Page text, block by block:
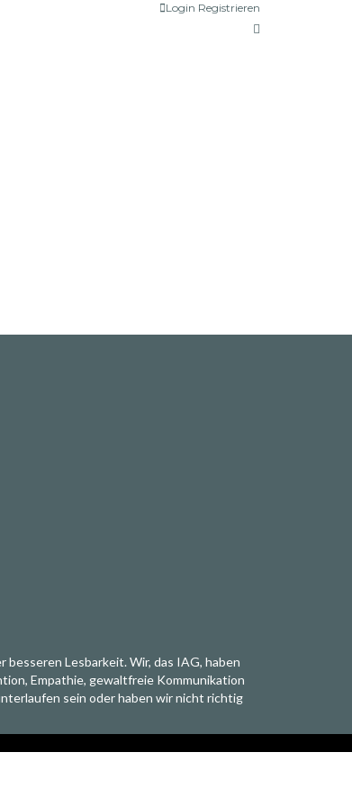
Login Registrieren
Lesbarkeit. Wir, das IAG, haben
Empathie, gewaltfreie Kommunikation
sein oder haben wir nicht richtig